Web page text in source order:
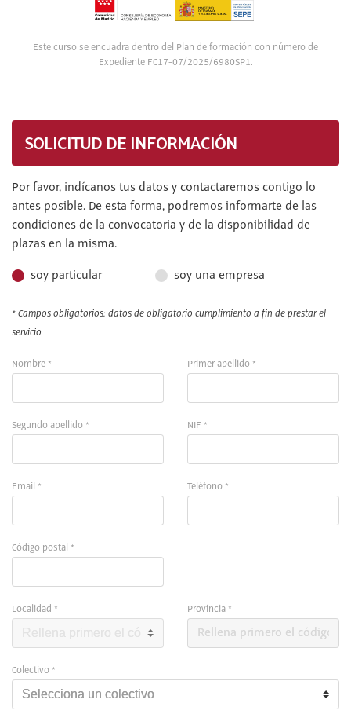
Este curso se encuadra dentro del Plan de formación con número de
Expediente FC17-07/2025/6980SP1.
SOLICITUD DE INFORMACIÓN
Por favor, indícanos tus datos y contactaremos contigo lo
antes posible. De esta forma, podremos informarte de las
condiciones de la convocatoria y de la disponibilidad de
plazas en la misma.
soy particular soy una empresa
* Campos obligatorios: datos de obligatorio cumplimiento a fin de prestar el
servicio
Nombre * Primer apellido *
Segundo apellido * NIF *
Email * Teléfono *
Código postal *
Localidad * Provincia *
Colectivo *